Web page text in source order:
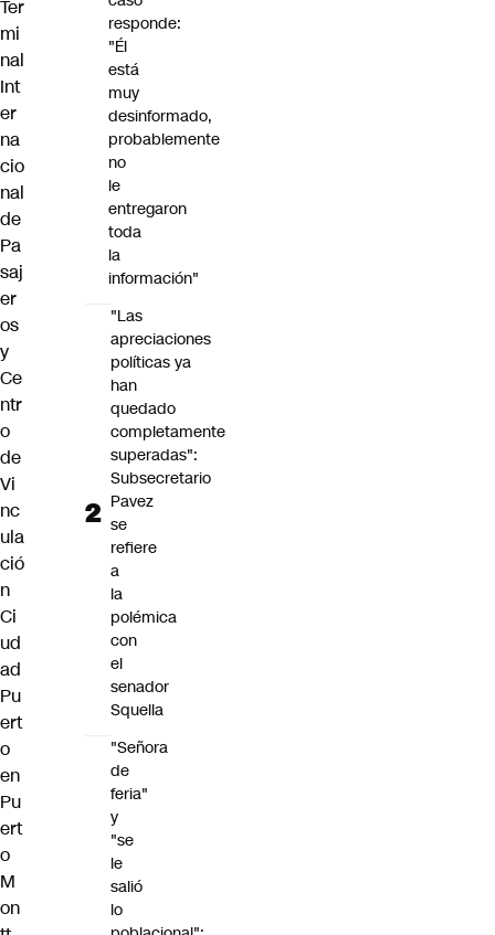
Ter
mi
nal
Int
er
na
cio
nal
de
Pa
saj
er
os
y
Ce
ntr
o
de
Vi
nc
ula
ció
n
Ci
ud
ad
Pu
ert
o
en
Pu
ert
o
M
on
responde:
"Él
está
muy
desinformado,
probablemente
no
le
entregaron
toda
la
información"
"Las
apreciaciones
políticas ya
han
quedado
completamente
superadas":
Subsecretario
Pavez
se
refiere
a
la
polémica
con
el
senador
Squella
"Señora
de
feria"
y
"se
le
salió
lo